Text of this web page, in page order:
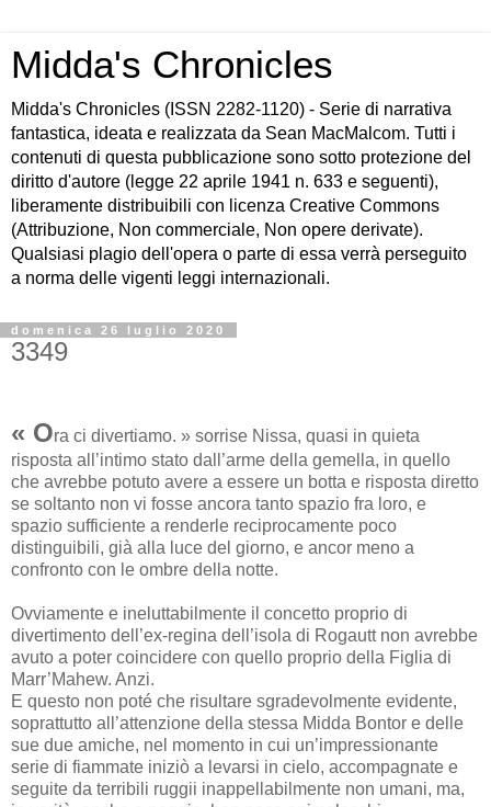
Midda's Chronicles
Midda's Chronicles (ISSN 2282-1120) - Serie di narrativa
fantastica, ideata e realizzata da Sean MacMalcom. Tutti i
contenuti di questa pubblicazione sono sotto protezione del
diritto d'autore (legge 22 aprile 1941 n. 633 e seguenti),
liberamente distribuibili con licenza Creative Commons
(Attribuzione, Non commerciale, Non opere derivate).
Qualsiasi plagio dell'opera o parte di essa verrà perseguito
a norma delle vigenti leggi internazionali.
domenica 26 luglio 2020
3349
« Ora ci divertiamo. » sorrise Nissa, quasi in quieta
risposta all’intimo stato dall’arme della gemella, in quello
che avrebbe potuto avere a essere un botta e risposta diretto
se soltanto non vi fosse ancora tanto spazio fra loro, e
spazio sufficiente a renderle reciprocamente poco
distinguibili, già alla luce del giorno, e ancor meno a
confronto con le ombre della notte.
Ovviamente e ineluttabilmente il concetto proprio di
divertimento dell’ex-regina dell’isola di Rogautt non avrebbe
avuto a poter coincidere con quello proprio della Figlia di
Marr’Mahew. Anzi.
E questo non poté che risultare sgradevolmente evidente,
soprattutto all’attenzione della stessa Midda Bontor e delle
sue due amiche, nel momento in cui un’impressionante
serie di fiammate iniziò a levarsi in cielo, accompagnate e
seguite da terribili ruggii inappellabilmente non umani, ma,